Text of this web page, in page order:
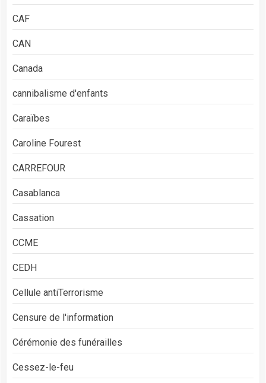
CAF
CAN
Canada
cannibalisme d'enfants
Caraïbes
Caroline Fourest
CARREFOUR
Casablanca
Cassation
CCME
CEDH
Cellule antiTerrorisme
Censure de l'information
Cérémonie des funérailles
Cessez-le-feu